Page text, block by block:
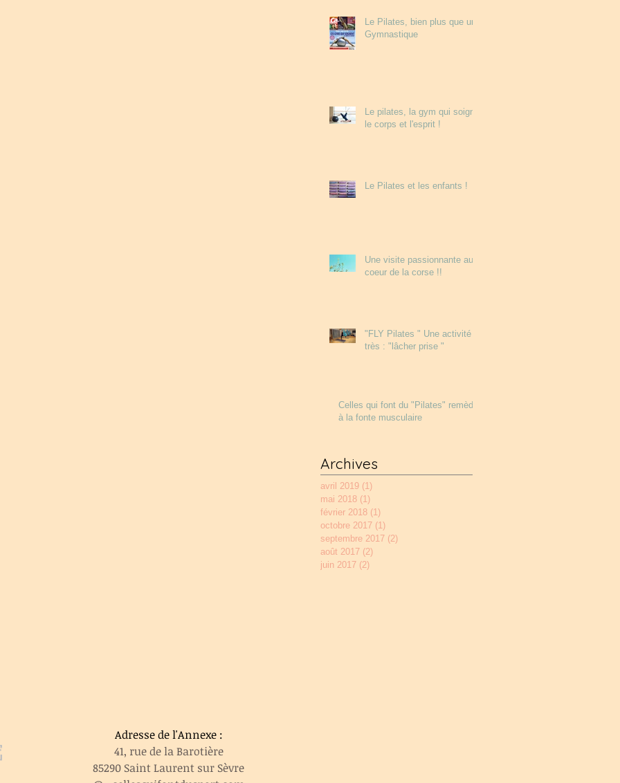
Le Pilates, bien plus que une
Gymnastique
Le pilates, la gym qui soigne
le corps et l'esprit !
Le Pilates et les enfants !
Une visite passionnante au
coeur de la corse !!
"FLY Pilates " Une activité
très : "lâcher prise "
Celles qui font du "Pilates" remède
à la fonte musculaire
Archives
avril 2019 (1)
mai 2018 (1)
février 2018 (1)
octobre 2017 (1)
septembre 2017 (2)
août 2017 (2)
juin 2017 (2)
Adresse de l'Annexe :
41, rue de la Barotière
85290 Saint Laurent sur Sèvre